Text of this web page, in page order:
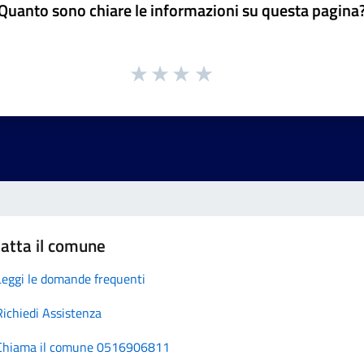
sono chiare le informazioni su questa
il comune
le domande frequenti
Assistenza
il comune 0516906811